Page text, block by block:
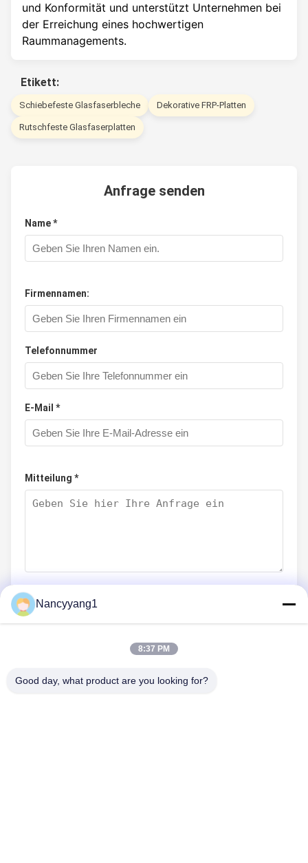
und Konformität und unterstützt Unternehmen bei
der Erreichung eines hochwertigen
Raummanagements.
Etikett:
Schiebefeste Glasfaserbleche Dekorative FRP-Platten
Rutschfeste Glasfaserplatten
Anfrage senden
Name *
Firmennamen:
Telefonnummer
E-Mail *
Mitteilung *
TRETEN SIE MIT UNS IN VERBINDUNG
Nancyyang1
8:37 PM
Good day, what product are you looking for?